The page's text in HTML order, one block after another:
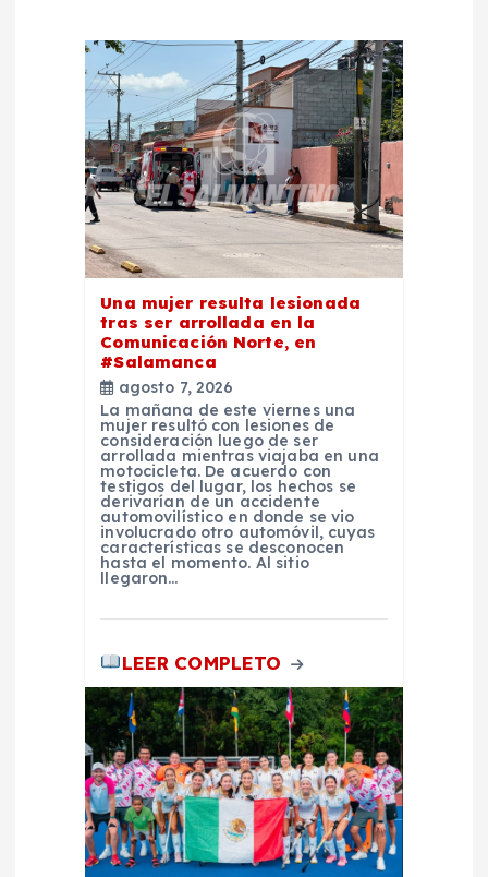
Una mujer resulta lesionada
tras ser arrollada en la
Comunicación Norte, en
#Salamanca
agosto 7, 2026
La mañana de este viernes una
mujer resultó con lesiones de
consideración luego de ser
arrollada mientras viajaba en una
motocicleta. De acuerdo con
testigos del lugar, los hechos se
derivarían de un accidente
automovilístico en donde se vio
involucrado otro automóvil, cuyas
características se desconocen
hasta el momento. Al sitio
llegaron…
LEER COMPLETO